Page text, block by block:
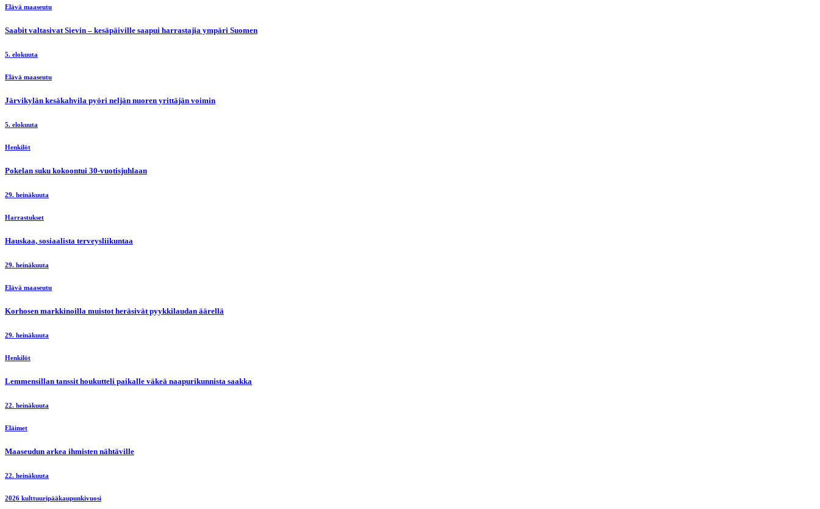
Elävä maaseutu
Saabit valtasivat Sievin – kesäpäiville saapui harrastajia ympäri Suomen
5. elokuuta
Elävä maaseutu
Järvikylän kesäkahvila pyöri neljän nuoren yrittäjän voimin
5. elokuuta
Henkilöt
Pokelan suku kokoontui 30-vuotisjuhlaan
29. heinäkuuta
Harrastukset
Hauskaa, sosiaalista terveysliikuntaa
29. heinäkuuta
Elävä maaseutu
Korhosen markkinoilla muistot heräsivät pyykkilaudan äärellä
29. heinäkuuta
Henkilöt
Lemmensillan tanssit houkutteli paikalle väkeä naapurikunnista saakka
22. heinäkuuta
Eläimet
Maaseudun arkea ihmisten nähtäville
22. heinäkuuta
2026 kulttuuripääkaupunkivuosi